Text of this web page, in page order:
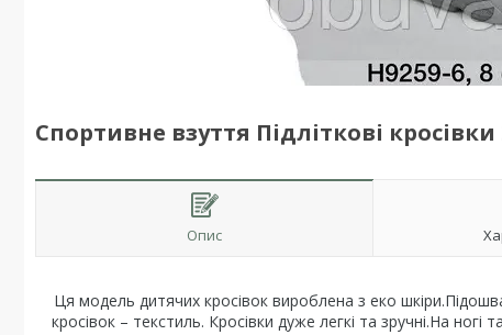
Спортивне взуття Підліткові
Опис
Ця модель дитячих кросівок вироблена з еко
кросівок – текстиль. Кросівки дуже легкі та зручні.На